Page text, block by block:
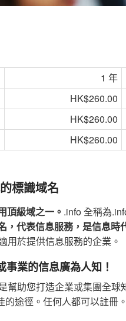
1 年
HK$260.00
HK$260.00
HK$260.00
標識域名
頂級域之一。 .info 全稱為
，代表信息服務，是信息時
用於提供信息服務的企業。
業的信息廣為人知！
幫助您打造企業或集團全
途徑。任何人都可以註冊。